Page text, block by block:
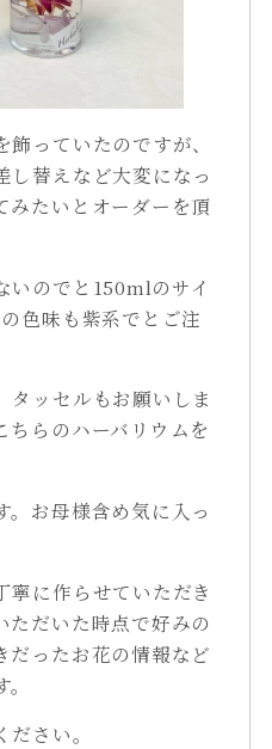
っていたのですが、
し替えなど大変になっ
みたいとオーダーを頂
いのでと150mlのサイ
色味も紫系でとご注
タッセルもお願いしま
ちらのハーバリウムを
。お母様含め気に入っ
寧に作らせていただき
ただいた時点で好みの
だったお花の情報など
さい。